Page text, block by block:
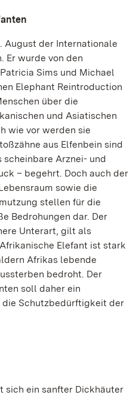
August der Internationale
Er wurde von den
Sims und Michael
Elephant Reintroduction
über die
und Asiatischen
wie vor werden sie
aus Elfenbein sind
Arznei- und
– begehrt. Doch auch der
sowie die
stellen für die
Bedrohungen dar. Der
Unterart, gilt als
Elefant ist stark
Afrikas lebende
bedroht. Der
soll daher ein
Schutzbedürftigkeit der
sich ein sanfter Dickhäuter